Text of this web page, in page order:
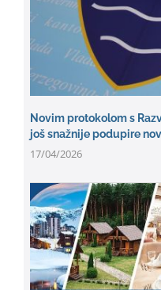
Novim protokolom s
još snažnije podupire
17/04/2026